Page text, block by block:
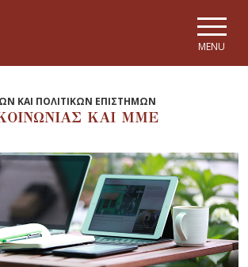
MENU
ΚΑΙ ΠΟΛΙΤΙΚΩΝ ΕΠΙΣΤΗΜΩΝ
ΚΑΙ ΜΜΕ